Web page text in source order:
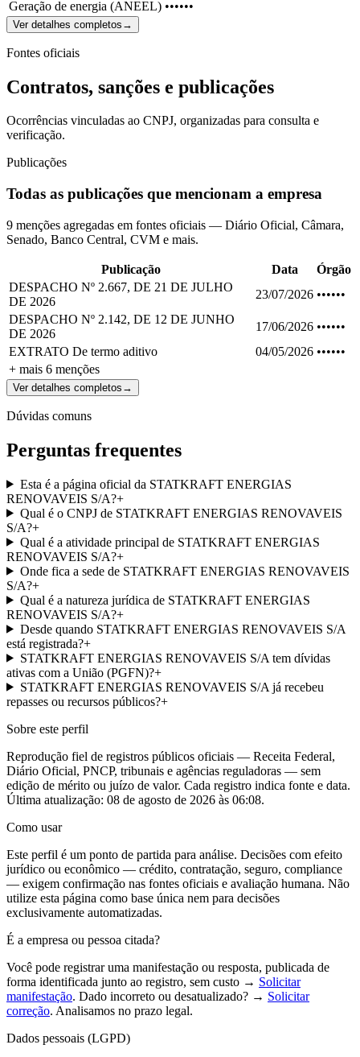
Geração de energia (ANEEL) ••••••
Ver detalhes completos →
Fontes oficiais
Contratos, sanções e publicações
Ocorrências vinculadas ao CNPJ, organizadas para consulta e
verificação.
Publicações
Todas as publicações que mencionam a empresa
9 menções agregadas em fontes oficiais — Diário Oficial, Câmara,
Senado, Banco Central, CVM e mais.
Publicação Data
Órgão
DESPACHO Nº 2.667, DE 21 DE JULHO
DE 2026
23/07/2026 ••••••
DESPACHO Nº 2.142, DE 12 DE JUNHO
DE 2026
17/06/2026 ••••••
EXTRATO De termo aditivo
04/05/2026 ••••••
+ mais 6 menções
Ver detalhes completos →
Dúvidas comuns
Perguntas frequentes
Esta é a página oficial da STATKRAFT ENERGIAS
RENOVAVEIS S/A?+
Qual é o CNPJ de STATKRAFT ENERGIAS RENOVAVEIS
S/A?+
Qual é a atividade principal de STATKRAFT ENERGIAS
RENOVAVEIS S/A?+
Onde fica a sede de STATKRAFT ENERGIAS RENOVAVEIS
S/A?+
Qual é a natureza jurídica de STATKRAFT ENERGIAS
RENOVAVEIS S/A?+
Desde quando STATKRAFT ENERGIAS RENOVAVEIS S/A
está registrada?+
STATKRAFT ENERGIAS RENOVAVEIS S/A tem dívidas
ativas com a União (PGFN)?+
STATKRAFT ENERGIAS RENOVAVEIS S/A já recebeu
repasses ou recursos públicos?+
Sobre este perfil
Reprodução fiel de registros públicos oficiais — Receita Federal,
Diário Oficial, PNCP, tribunais e agências reguladoras — sem
edição de mérito ou juízo de valor. Cada registro indica fonte e data.
Última atualização: 08 de agosto de 2026 às 06:08.
Como usar
Este perfil é um ponto de partida para análise. Decisões com efeito
jurídico ou econômico — crédito, contratação, seguro, compliance
— exigem confirmação nas fontes oficiais e avaliação humana. Não
utilize esta página como base única nem para decisões
exclusivamente automatizadas.
É a empresa ou pessoa citada?
Você pode registrar uma manifestação ou resposta, publicada de
forma identificada junto ao registro, sem custo → Solicitar
manifestação. Dado incorreto ou desatualizado? → Solicitar
correção. Analisamos no prazo legal.
Dados pessoais (LGPD)